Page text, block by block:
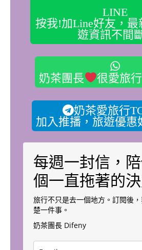
LINE
按我!加Line好友，最
遊資訊不間
奶茶團長 很愛旅
奶茶愛旅行
加入推播，旅遊優惠
每週一封信，
個一直拖著的
旅行不只是去一個地方。訂閱後
楚一件事。
奶茶團長 Difeny